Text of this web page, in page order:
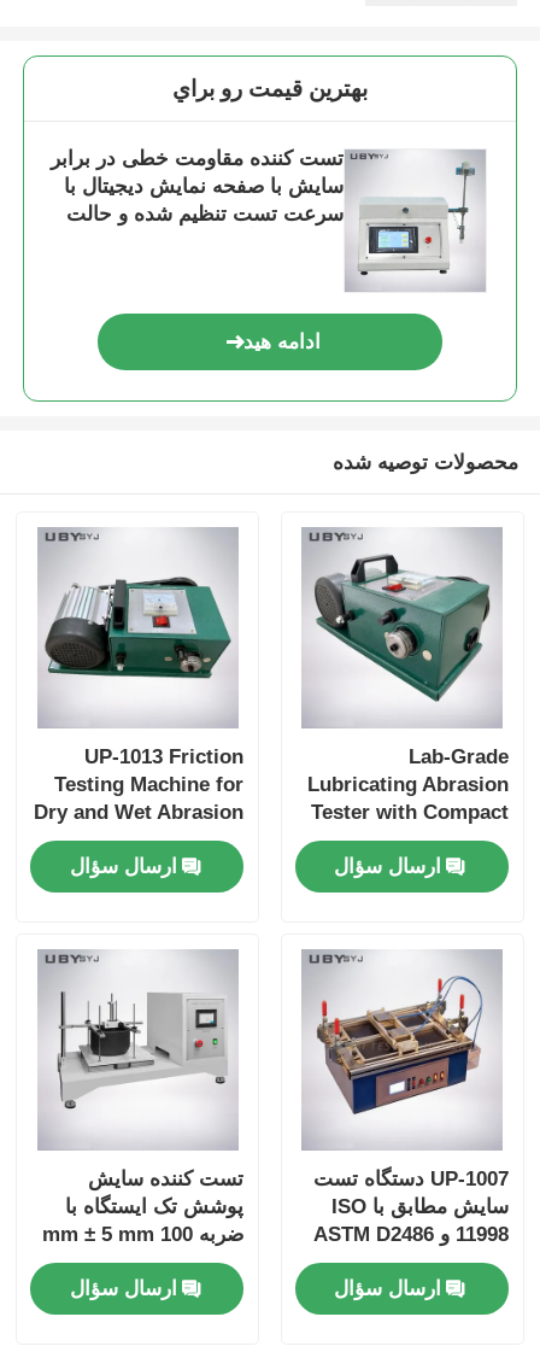
بهترين قيمت رو براي
تست کننده مقاومت خطی در برابر
سایش با صفحه نمایش دیجیتال با
سرعت تست تنظیم شده و حالت
ادامه هید
محصولات توصیه شده
Lab-Grade
Lubricating Abrasion
Tester with Compact
Structure and User-
Friendly Interface for
Friction and Wear
ارسال سؤال
UP-1013 Friction
Testing Machine for
Dry and Wet Abrasion
Test with Adjustable
Load Range and Real-
time Friction
ارسال سؤال
UP-1007 دستگاه تست
سایش مطابق با ISO
11998 و ASTM D2486
با فرکانس حرکت برس
37 ± 1 دور در دقیقه و
بدنه آلومینیومی آندایز
ارسال سؤال
تست کننده سایش
پوشش تک ایستگاه با
ضربه 100 mm ± 5 mm
و سرعت 6.5 ± 0.2m /
min برای آزمایش دوام
ارسال سؤال